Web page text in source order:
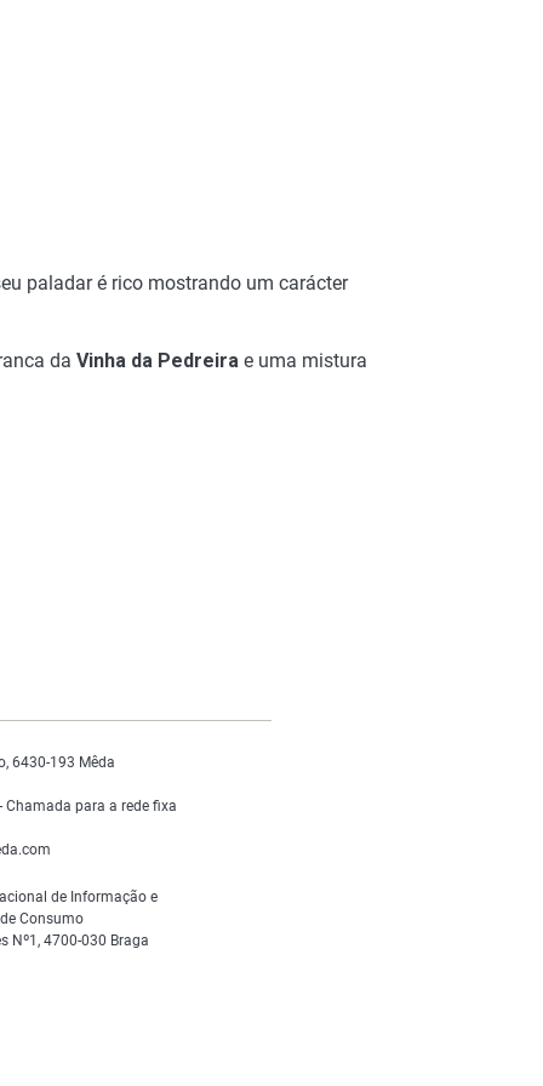
paladar é rico mostrando um carácter
da Vinha da Pedreira e uma mistura
6430-193 Mêda
para a rede fixa
de Informação e
Consumo
Nº1, 4700-030 Braga